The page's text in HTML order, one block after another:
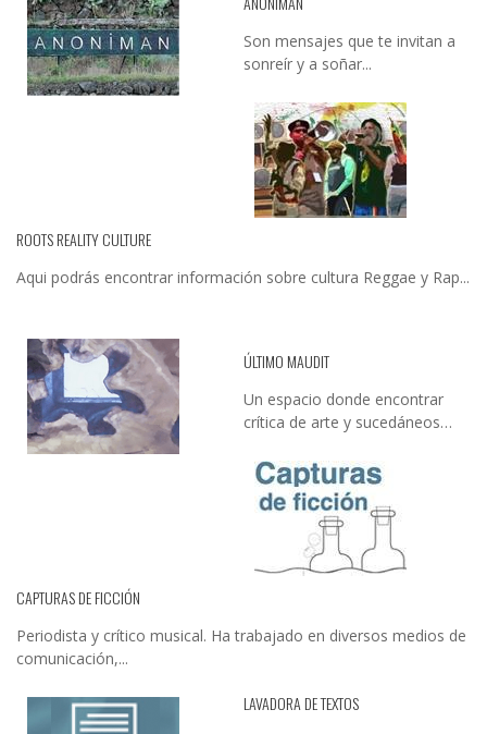
Son mensajes que te invitan a
sonreír y a soñar...
ROOTS REALITY CULTURE
Aqui podrás encontrar información sobre cultura Reggae y Rap...
ÚLTIMO MAUDIT
Un espacio donde encontrar
crítica de arte y sucedáneos…
CAPTURAS DE FICCIÓN
Periodista y crítico musical. Ha trabajado en diversos medios de
comunicación,...
LAVADORA DE TEXTOS